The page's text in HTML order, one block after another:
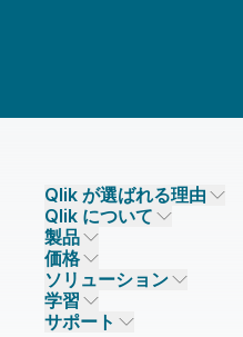
Qlik が選ばれる理由
Qlik が選ばれる理由
信頼とセキュリティ
信頼とプライバシー
信頼と AI
主なテクノロジーパートナー
データソースとターゲット
Qlik について
企業情報
採用情報
ニュースルーム
事業所 / 連絡先
製品
データ統合とデータ品質
Qlik Talend
Qlik Talend Cloud
Talend Data Fabric
価格
データ統合
データ分析
AI / 機械学習
ソリューション
ソリューションパートナー
パートナー検索
学習
イベント
サポート